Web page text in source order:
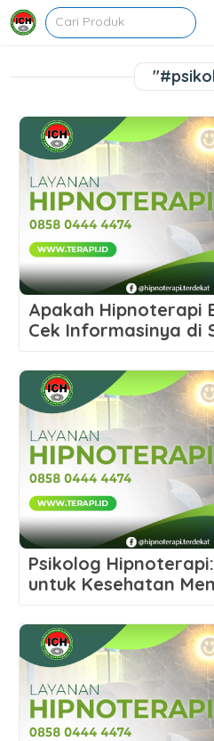
Apakah Hipnoterapi
Cek Informasinya di
Psikolog
untuk Kesehatan